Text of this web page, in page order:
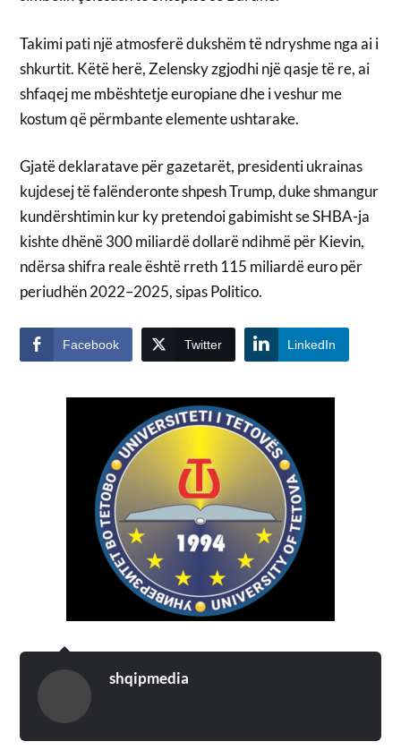
Takimi pati një atmosferë dukshëm të ndryshme nga ai i
shkurtit. Këtë herë, Zelensky zgjodhi një qasje të re, ai
shfaqej me mbështetje europiane dhe i veshur me
kostum që përmbante elemente ushtarake.
Gjatë deklaratave për gazetarët, presidenti ukrainas
kujdesej të falënderonte shpesh Trump, duke shmangur
kundërshtimin kur ky pretendoi gabimisht se SHBA-ja
kishte dhënë 300 miliardë dollarë ndihmë për Kievin,
ndërsa shifra reale është rreth 115 miliardë euro për
periudhën 2022–2025, sipas Politico.
Facebook Twitter LinkedIn
shqipmedia